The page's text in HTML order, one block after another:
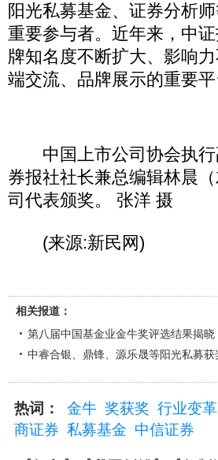
阳光私募基金、证券分析
重要参与者。近年来，中
牌知名度不断扩大、影响
端交流、品牌展示的重要平
中国上市公司协会执行
券报社社长兼总编辑林晨
司代表颁奖。 张洋 摄
(来源:新民网)
相关报道：
第八届中国基金业金牛奖评选结果揭晓
中睿合银、鼎锋、源乐晟等阳光私募获
热词： 金牛 奖获奖 行业变革
商证券 私募基金 中信证券